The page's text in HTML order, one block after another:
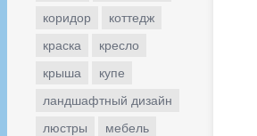
коридор
коттедж
краска
кресло
крыша
купе
ландшафтный дизайн
люстры
мебель